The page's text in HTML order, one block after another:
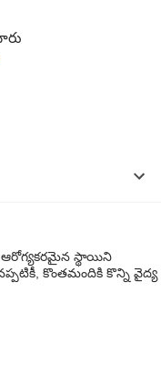
ఆరోగ్యకరమైన స్థాయిని
కొంతమందికి కొన్ని వైద్య